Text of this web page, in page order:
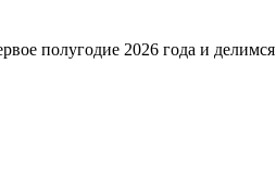
полугодие 2026 года и делимся